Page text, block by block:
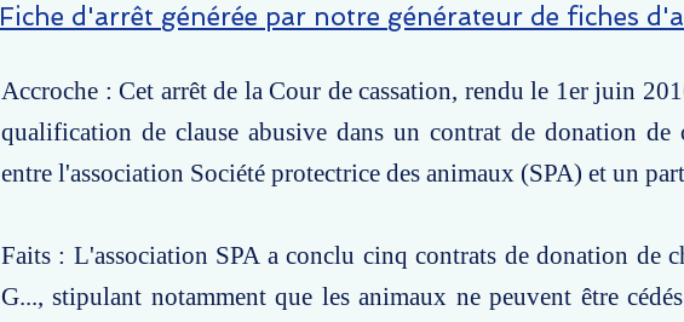
Fiche d'arrêt générée par notre générateur de fiches
Accroche : Cet arrêt de la Cour de cassation, rendu le 1er juin
qualification de clause abusive dans un contrat de donation de
entre l'association Société protectrice des animaux (SPA) et un
Faits : L'association SPA a conclu cinq contrats de donation de
G..., stipulant notamment que les animaux ne peuvent être